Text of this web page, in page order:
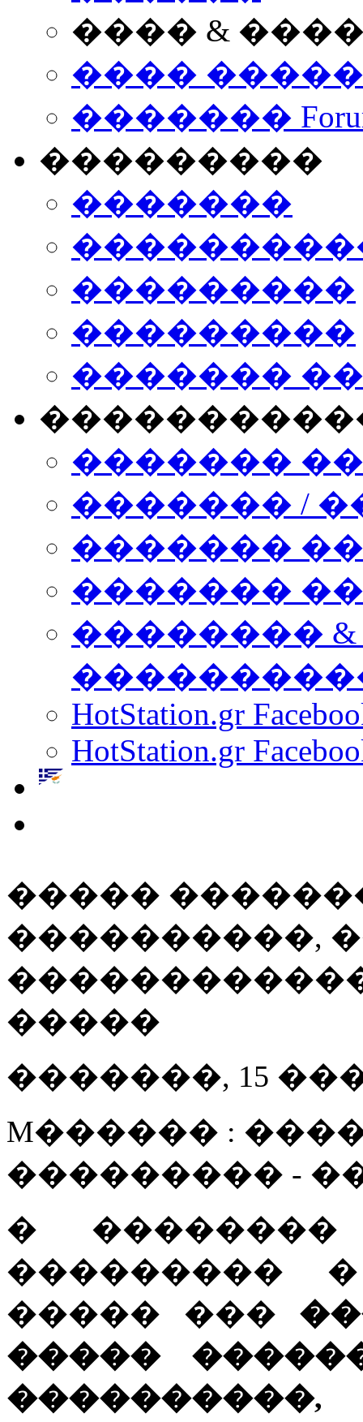
���� &
����
�������
���������
�������
���������
���������
�������
�������
������� /
�������
������� ���
��������
HotStation.gr
HotStation.gr
�����
����������,
�����
�������, 15 ���
M������ :
��������� -
�
���������
����� ���
�����